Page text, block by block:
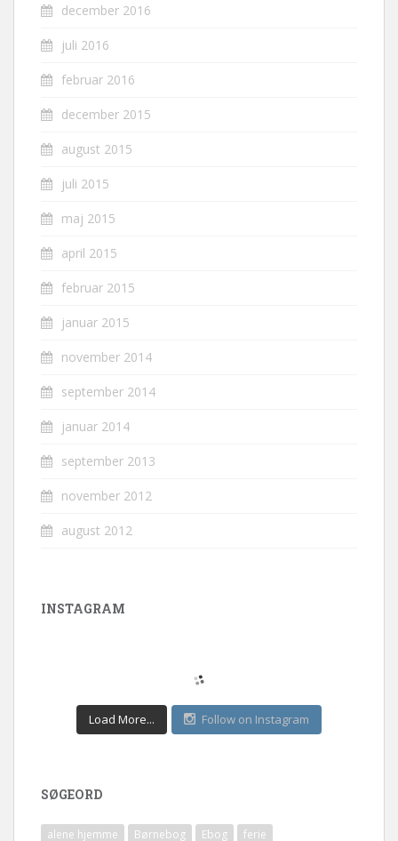
december 2016
juli 2016
februar 2016
december 2015
august 2015
juli 2015
maj 2015
april 2015
februar 2015
januar 2015
november 2014
september 2014
januar 2014
september 2013
november 2012
august 2012
INSTAGRAM
Load More... Follow on Instagram
SØGEORD
alene hjemme Børnebog Ebog ferie